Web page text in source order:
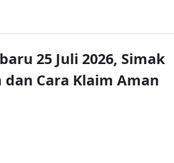
25 Juli 2026, Simak
Cara Klaim Aman